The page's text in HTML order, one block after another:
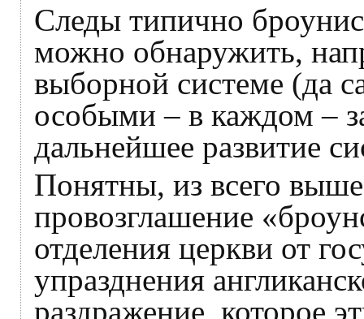
Следы типично
можно обнаружить,
выборной системе (да
особыми – в каждом –
дальнейшее развитие
Понятны, из всего
провозглашение
отделения церкви от
упразднения
раздражение, которое